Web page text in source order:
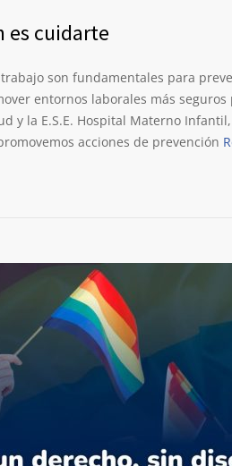
es cuidarte
son fundamentales para
entornos laborales más seguros
y la E.S.E. Hospital Materno
acciones de prevención